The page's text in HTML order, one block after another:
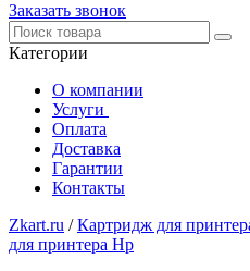
Заказать звонок
Категории
О компании
Услуги
Оплата
Доставка
Гарантии
Контакты
Zkart.ru /Картридж для
для принтера Hp